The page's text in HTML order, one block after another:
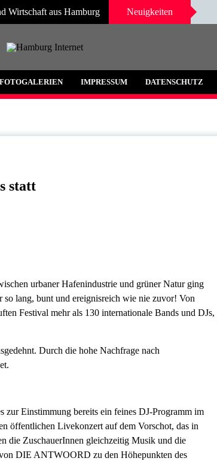
Wirtschaft aus Hamburg Neuigkeiten
FOTOGALERIEN IMPRESSUM DATENSCHUTZ
statt
urbaner Hafenindustrie und grüner Natur ging
lang, bunt und ereignisreich wie nie zuvor! Von
Festival mehr als 130 internationale Bands und DJs,
Durch die hohe Nachfrage nach
zur Einstimmung bereits ein feines DJ-Programm im
öffentlichen Livekonzert auf dem Vorschot, das in
die ZuschauerInnen gleichzeitig Musik und die
DIE ANTWOORD zu den Höhepunkten des